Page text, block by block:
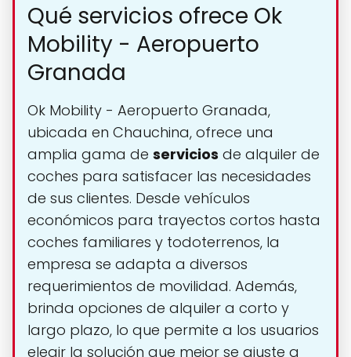
Qué servicios ofrece Ok
Mobility - Aeropuerto
Granada
Ok Mobility - Aeropuerto Granada,
ubicada en Chauchina, ofrece una
amplia gama de servicios de alquiler de
coches para satisfacer las necesidades
de sus clientes. Desde vehículos
económicos para trayectos cortos hasta
coches familiares y todoterrenos, la
empresa se adapta a diversos
requerimientos de movilidad. Además,
brinda opciones de alquiler a corto y
largo plazo, lo que permite a los usuarios
elegir la solución que mejor se ajuste a